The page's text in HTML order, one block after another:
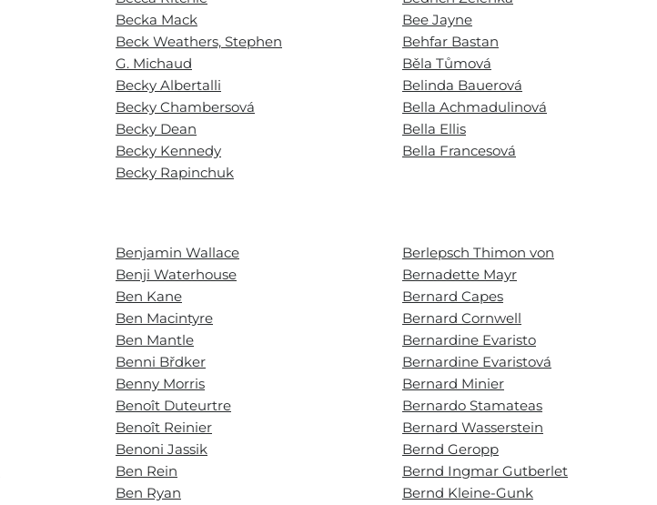
Becka Mack
Beck Weathers, Stephen
G. Michaud
Becky Albertalli
Becky Chambersová
Becky Dean
Becky Kennedy
Becky Rapinchuk
Bee Jayne
Behfar Bastan
Běla Tůmová
Belinda Bauerová
Bella Achmadulinová
Bella Ellis
Bella Francesová
Benjamin Wallace
Benji Waterhouse
Ben Kane
Ben Macintyre
Ben Mantle
Benni Břdker
Benny Morris
Benoît Duteurtre
Benoît Reinier
Benoni Jassik
Ben Rein
Ben Ryan
Berlepsch Thimon von
Bernadette Mayr
Bernard Capes
Bernard Cornwell
Bernardine Evaristo
Bernardine Evaristová
Bernard Minier
Bernardo Stamateas
Bernard Wasserstein
Bernd Geropp
Bernd Ingmar Gutberlet
Bernd Kleine-Gunk